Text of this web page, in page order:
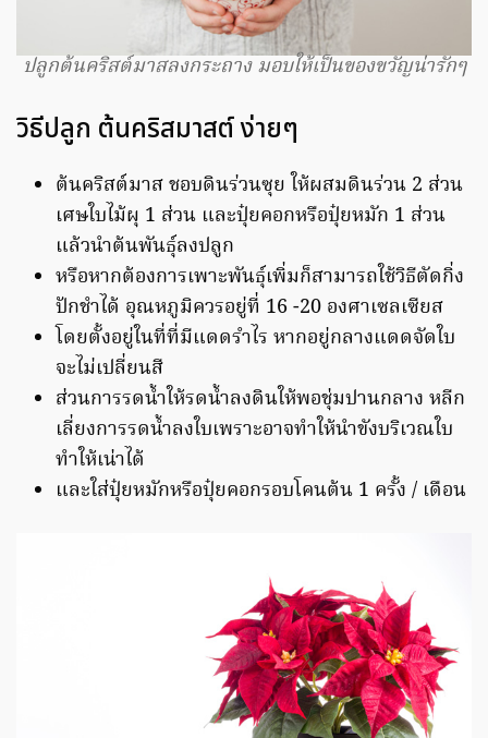
ปลูกต้นคริสต์มาสลงกระถาง มอบให้เป็นของขวัญน่ารักๆ
วิธีปลูก ต้นคริสมาสต์ ง่ายๆ
ต้นคริสต์มาส ชอบดินร่วนซุย ให้ผสมดินร่วน 2 ส่วน
เศษใบไม้ผุ 1 ส่วน และปุ๋ยคอกหรือปุ๋ยหมัก 1 ส่วน
แล้วนำต้นพันธุ์ลงปลูก
หรือหากต้องการเพาะพันธุ์เพิ่มก็สามารถใช้วิธีตัดกิ่ง
ปักชำได้ อุณหภูมิควรอยู่ที่ 16 -20 องศาเซลเซียส
โดยตั้งอยู่ในที่ที่มีแดดรำไร หากอยู่กลางแดดจัดใบ
จะไม่เปลี่ยนสี
ส่วนการรดน้ำให้รดน้ำลงดินให้พอชุ่มปานกลาง หลีก
เลี่ยงการรดน้ำลงใบเพราะอาจทำให้นำขังบริเวณใบ
ทำให้เน่าได้
และใส่ปุ๋ยหมักหรือปุ๋ยคอกรอบโคนต้น 1 ครั้ง / เดือน